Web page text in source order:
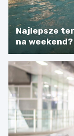
Najlepsze
na weekend?